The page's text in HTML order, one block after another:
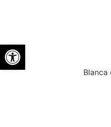
Blanca
Abrir barra de herramientas